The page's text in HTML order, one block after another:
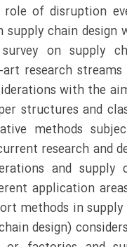
of disruption
chain
on supply
research
with the
structures and
methods
research and
and supply
application
methods in
design)